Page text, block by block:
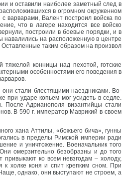
и оставили наиболее заметный след в
в огромном окруженном
варварами, Валент построил войска по
что в лагере находится все войско
построили в боевые порядки, и в
навалились на расположенную в центре
таким образом на произвол
конницы над пехотой, готские
особенностями его поведения в
они стали блестящими наездниками. Во-
при ударе копьем мог усидеть в седле.
Адрианополя византийцы стали
В 590 г. император Маврикий в своем
хана Аттилы, «божьего бича», гунны
в пределы Римской империи ради
и уничтожение. Военачальник того
омерзительно безобразны и до того
привыкают ко всем невзгодам – холоду,
к холке коня и спит крепким сном. При
однако, они выступают не строем, а